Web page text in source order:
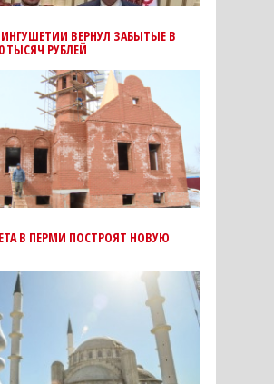
ИНГУШЕТИИ ВЕРНУЛ ЗАБЫТЫЕ В
ТЫСЯЧ РУБЛЕЙ
В ПЕРМИ ПОСТРОЯТ НОВУЮ